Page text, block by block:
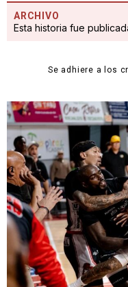
ARCHIVO
Esta historia fue
Se adhiere a los